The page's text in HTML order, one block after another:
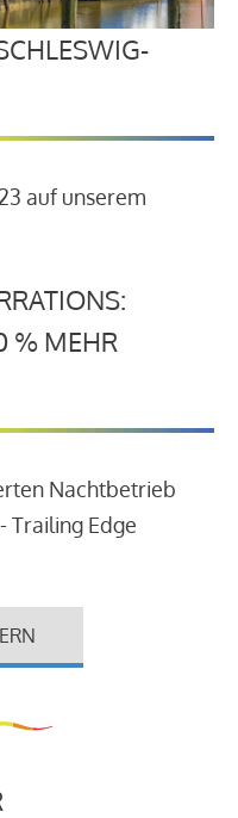
auf unserem
% MEHR
Nachtbetrieb
Trailing Edge